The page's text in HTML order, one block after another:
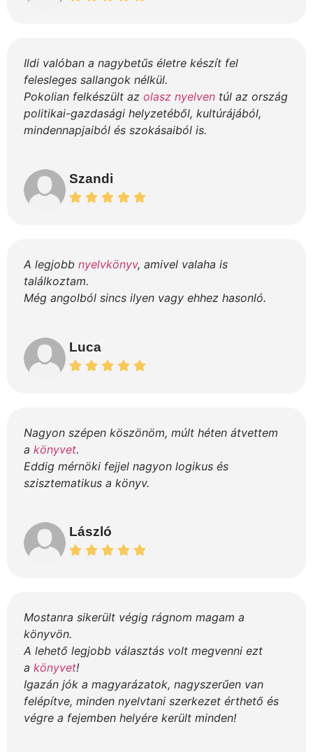
Ildi valóban a nagybetűs életre készít fel
felesleges sallangok nélkül.
Pokolian felkészült az olasz nyelven túl az ország
politikai-gazdasági helyzetéből, kultúrájából,
mindennapjaiból és szokásaiból is.
Szandi
A legjobb nyelvkönyv, amivel valaha is
találkoztam.
Még angolból sincs ilyen vagy ehhez hasonló.
Luca
Nagyon szépen köszönöm, múlt héten átvettem
a könyvet.
Eddig mérnöki fejjel nagyon logikus és
szisztematikus a könyv.
László
Mostanra sikerült végig rágnom magam a
könyvön.
A lehető legjobb választás volt megvenni ezt
a könyvet!
Igazán jók a magyarázatok, nagyszerűen van
felépítve, minden nyelvtani szerkezet érthető és
végre a fejemben helyére került minden!